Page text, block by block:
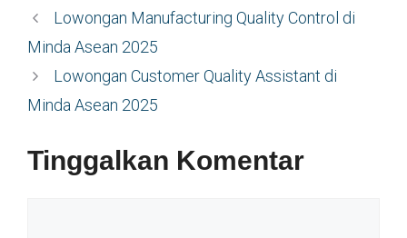
Lowongan Manufacturing Quality Control di
Minda Asean 2025
Lowongan Customer Quality Assistant di
Minda Asean 2025
Tinggalkan Komentar